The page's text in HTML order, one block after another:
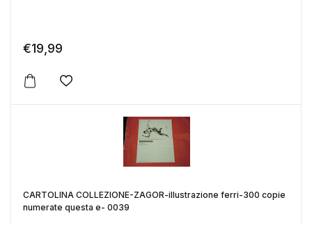
€19,99
Aggiungi alla lista dei desideri
CARTOLINA COLLEZIONE-ZAGOR-illustrazione ferri-300 copie
numerate questa e- 0039